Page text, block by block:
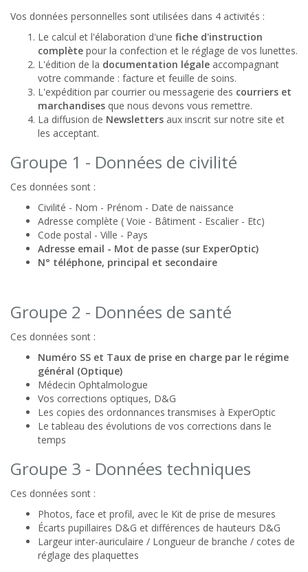
Vos données personnelles sont utilisées dans 4 activités :
Le calcul et l'élaboration d'une fiche d'instruction
complète pour la confection et le réglage de vos lunettes.
L'édition de la documentation légale accompagnant
votre commande : facture et feuille de soins.
L'expédition par courrier ou messagerie des courriers et
marchandises que nous devons vous remettre.
La diffusion de Newsletters aux inscrit sur notre site et
les acceptant.
Groupe 1 - Données de civilité
Ces données sont :
Civilité - Nom - Prénom - Date de naissance
Adresse complète ( Voie - Bâtiment - Escalier - Etc)
Code postal - Ville - Pays
Adresse email - Mot de passe (sur ExperOptic)
N° téléphone, principal et secondaire
Groupe 2 - Données de santé
Ces données sont :
Numéro SS et Taux de prise en charge par le régime
général (Optique)
Médecin Ophtalmologue
Vos corrections optiques, D&G
Les copies des ordonnances transmises à ExperOptic
Le tableau des évolutions de vos corrections dans le
temps
Groupe 3 - Données techniques
Ces données sont :
Photos, face et profil, avec le Kit de prise de mesures
Écarts pupillaires D&G et différences de hauteurs D&G
Largeur inter-auriculaire / Longueur de branche / cotes de
réglage des plaquettes